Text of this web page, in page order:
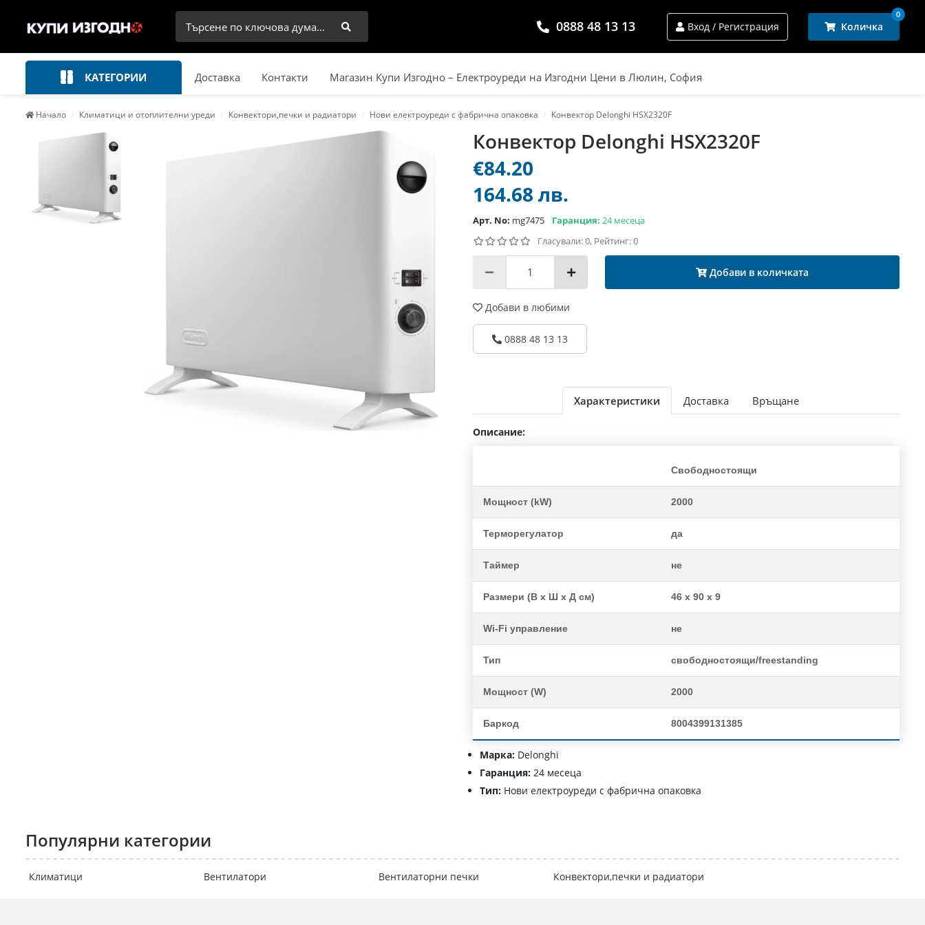
Търси 0888 48 13 13 Вход / Регистрация Количка
0
КАТЕГОРИИ Доставка Контакти Магазин Купи Изгодно – Електроуреди на Изгодни Цени в Люлин, София
Начало Климатици и отоплителни уреди Конвектори,печки и радиатори Нови електроуреди с фабрична опаковка Конвектор Delonghi HSX2320F
Конвектор Delonghi HSX2320F
€84.20
164.68 лв.
Арт. No: mg7475 Гаранция: 24 месеца
Гласували: 0, Рейтинг: 0
Добави в количката
Добави в любими
0888 48 13 13
Характеристики Доставка Връщане
Описание:
Свободностоящи
Мощност (kW) 2000
Терморегулатор да
Таймер не
Размери (В x Ш x Д см) 46 x 90 x 9
Wi-Fi управление не
Тип свободностоящи/freestanding
Мощност (W) 2000
Баркод 8004399131385
Марка: Delonghi
Гаранция: 24 месеца
Тип: Нови електроуреди с фабрична опаковка
Популярни категории
Климатици Вентилатори Вентилаторни печки Конвектори,печки и радиатори